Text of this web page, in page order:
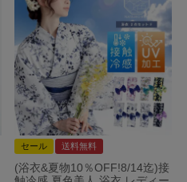
セール 送料無料
(浴衣&夏物10％OFF!8/14迄)接